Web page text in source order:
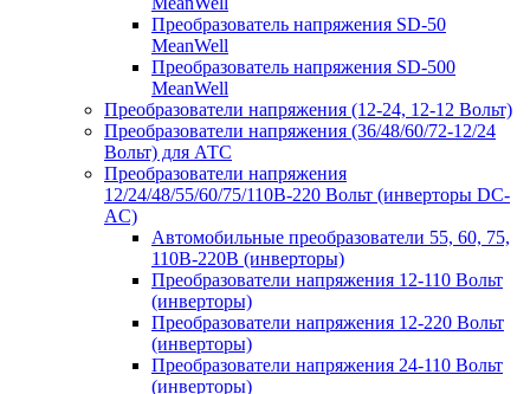
Преобразователь напряжения SD-50
MeanWell
Преобразователь напряжения SD-500
MeanWell
Преобразователи напряжения (12-24, 12-12 Вольт)
Преобразователи напряжения (36/48/60/72-12/24
Вольт) для АТС
Преобразователи напряжения
12/24/48/55/60/75/110В-220 Вольт (инверторы DC-
AC)
Автомобильные преобразователи 55, 60, 75,
110В-220В (инверторы)
Преобразователи напряжения 12-110 Вольт
(инверторы)
Преобразователи напряжения 12-220 Вольт
(инверторы)
Преобразователи напряжения 24-110 Вольт
(инверторы)